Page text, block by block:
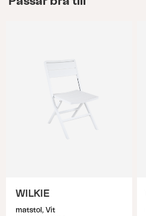
WILKIE
matstol, Vit